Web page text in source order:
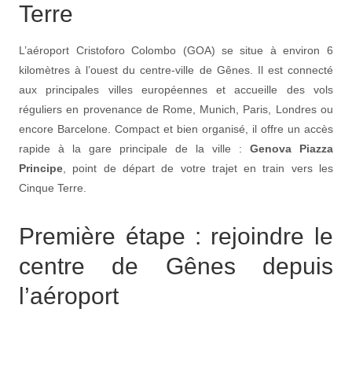
Terre
L’aéroport Cristoforo Colombo (GOA) se situe à environ 6
kilomètres à l’ouest du centre-ville de Gênes. Il est connecté
aux principales villes européennes et accueille des vols
réguliers en provenance de Rome, Munich, Paris, Londres ou
encore Barcelone. Compact et bien organisé, il offre un accès
rapide à la gare principale de la ville : Genova Piazza
Principe , point de départ de votre trajet en train vers les
Cinque Terre.
Première étape : rejoindre le
centre de Gênes depuis
l’aéroport